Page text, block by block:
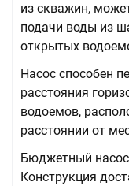
из скважин,
подачи воды из
открытых
Насос способен
расстояния
водоемов,
расстоянии от
Бюджетный
Конструкция